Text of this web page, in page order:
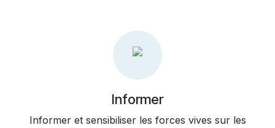
Informer
Informer et sensibiliser les forces vives sur les